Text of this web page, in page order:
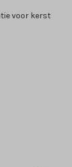
voor kerst